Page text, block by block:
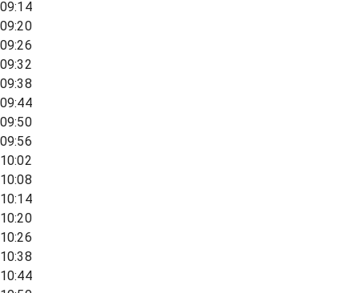
09:14
09:20
09:26
09:32
09:38
09:44
09:50
09:56
10:02
10:08
10:14
10:20
10:26
10:38
10:44